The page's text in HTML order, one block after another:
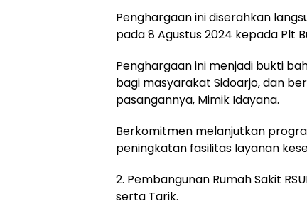
Penghargaan ini diserahkan
pada 8 Agustus 2024 kepada Plt
Penghargaan ini menjadi bukti
bagi masyarakat Sidoarjo, dan
pasangannya, Mimik Idayana.
Berkomitmen melanjutkan
peningkatan fasilitas layanan
2. Pembangunan Rumah Sakit
serta Tarik.